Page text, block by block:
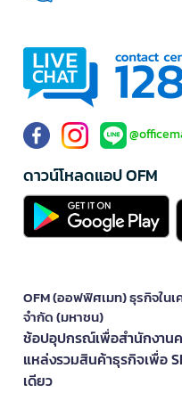
ราคาและความคุ้มค่า:
คำนวณต้นทุนต่อเดือนที่แท้
การรับประกัน:
เลือกแผ่น
ขายที่ดี
สัญญาณที่บอกว่าต้อง
แม้ว่าผู้ผลิตจะระบุอายุการใช้งาน
แวดล้อมการใช้งานแต่ละที่อาจแ
อากาศในห้องยังคงมีกลิ่น
แผ่นฟอกอากาศมีสีเปลี่ยนไ
เครื่องฟอกอากาศทำงานเ
ทำไมต้องเลือกซื้อที่
OFM คัดสรรแผ่นกรองเครื่องฟอ
จากแบรนด์ชั้นนำทั้งในและต่างป
ของแท้ 100% พร้อมคำแนะนำจ
เตอร์ที่เหมาะกับเครื่องฟอกอากา
ดาวน์โหลดแอป OFM
OFM (ออฟฟิศเมท) ธุรกิจใน
จำกัด (มหาชน)
ช้อปอุปกรณ์เพื่อสำนักงาน
แหล่งรวมสินค้าธุรกิจเพื่อ
เดียว